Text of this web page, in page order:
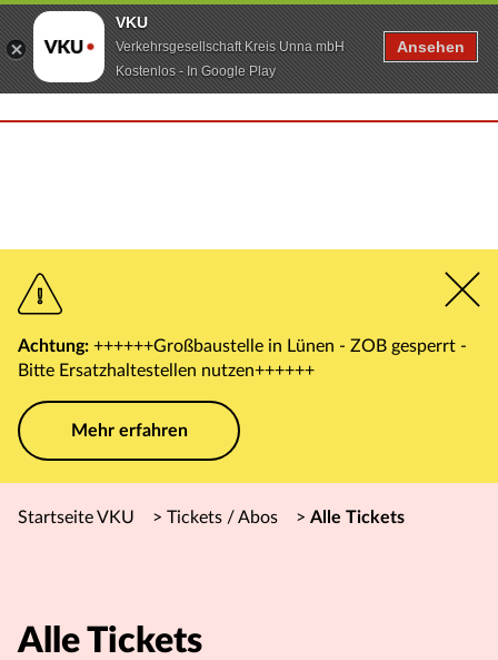
Achtung: ++++++Großbaustelle in Lünen - ZOB gesperrt -
Bitte Ersatzhaltestellen nutzen++++++
Mehr erfahren
Startseite VKU > Tickets / Abos > Alle Tickets
Alle Tickets
VKU
Verkehrsgesellschaft Kreis Unna mbH
Kostenlos - In Google Play
Ansehen